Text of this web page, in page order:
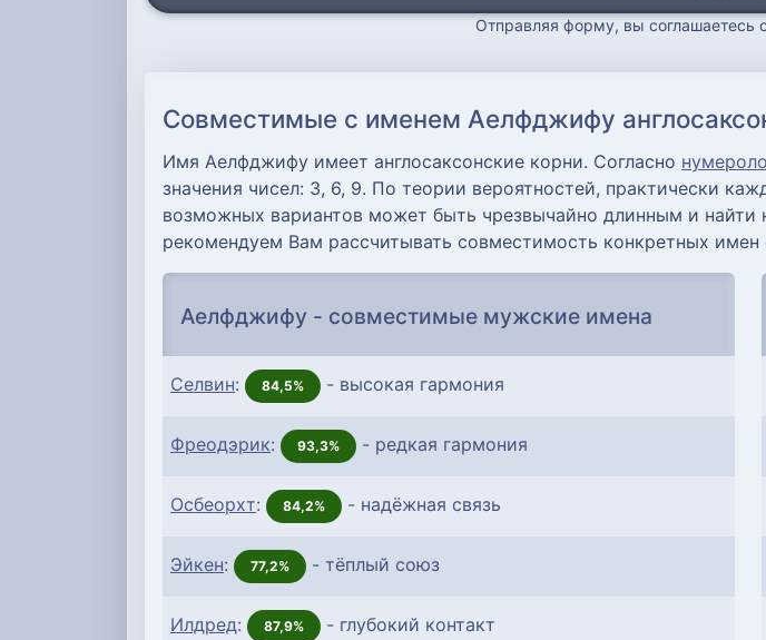
Отправляя форму, вы соглашаетесь с
Совместимые с именем Аелфджифу
Имя Аелфджифу имеет англосаксонские корни. Согласно
значения чисел: 3, 6, 9. По теории вероятностей, практически
возможных вариантов может быть чрезвычайно длинным и
рекомендуем Вам рассчитывать совместимость конкретных
Аелфджифу - совместимые мужские имена
Селвин: 84,5% - высокая гармония
Фреодэрик: 93,3% - редкая гармония
Осбеорхт: 84,2% - надёжная связь
Эйкен: 77,2% - тёплый союз
Илдред: 87,9% - глубокий контакт